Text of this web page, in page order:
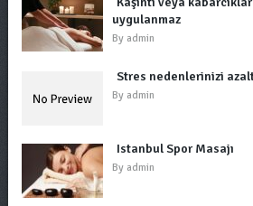
uygulanmaz
By admin
Stres nedenlerinizi
By admin
Istanbul Spor Masajı
By admin